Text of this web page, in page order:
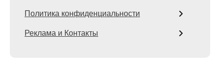
Политика конфиденциальности
Реклама и Контакты